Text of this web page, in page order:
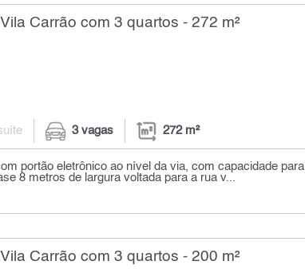
Carrão com 3 quartos - 272 m²
3 vagas 272 m²
portão eletrônico ao nível da via, com capacidade para
8 metros de largura voltada para a rua v...
Carrão com 3 quartos - 200 m²